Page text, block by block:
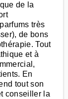
de la
très
de bons
Tout
et à
En
tout son
conseiller la